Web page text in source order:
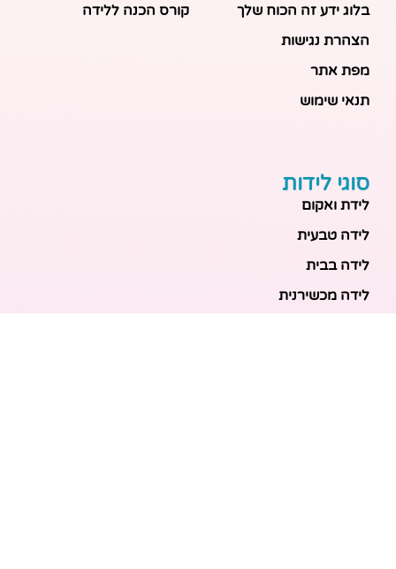
בלוג ידע זה הכוח שלך
הצהרת נגישות
מפת אתר
תנאי שימוש
קורס הכנה ללידה
סוגי לידות
לידת ואקום
לידה טבעית
לידה בבית
לידה מכשירנית